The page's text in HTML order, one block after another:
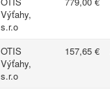
Výťahy,
s.r.o
OTIS
Výťahy,
s.r.o
157,65 €